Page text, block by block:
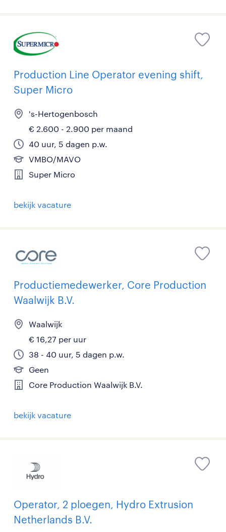
Production Line Operator evening shift,
Super Micro
's-Hertogenbosch
€ 2.600 - 2.900 per maand
40 uur, 5 dagen p.w.
VMBO/MAVO
Super Micro
bekijk vacature
Productiemedewerker, Core Production
Waalwijk B.V.
Waalwijk
€ 16,27 per uur
38 - 40 uur, 5 dagen p.w.
Geen
Core Production Waalwijk B.V.
bekijk vacature
Operator, 2 ploegen, Hydro Extrusion
Netherlands B.V.